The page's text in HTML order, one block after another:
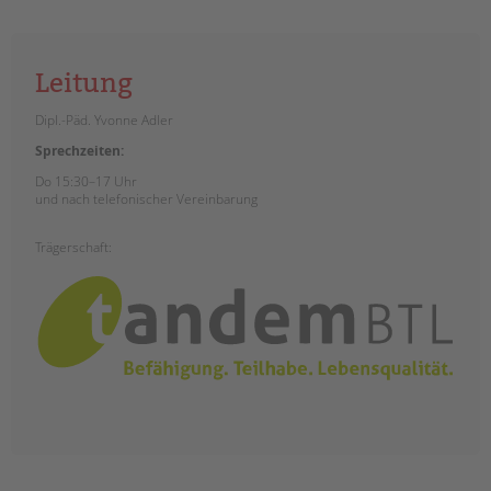
Leitung
Dipl.-Päd. Yvonne Adler
Sprechzeiten:
Do 15:30–17 Uhr
und nach telefonischer Vereinbarung
Trägerschaft: